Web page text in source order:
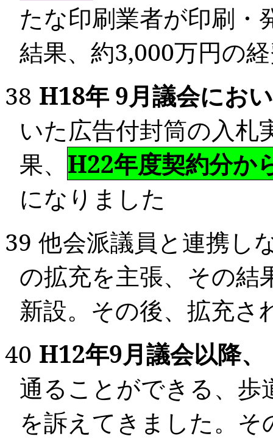
たな印刷業者が印刷・
結果、約3,000万円の
38 H18年 9月議会にお
いた広告付封筒の入札
果、 H22年度契約分か
になりました
39 他会派議員と連携し
の拡充を主張、その結
新設。その後、拡充
40 H12年9月議会以降、
通ることができる、歩
を訴えてきました。そ